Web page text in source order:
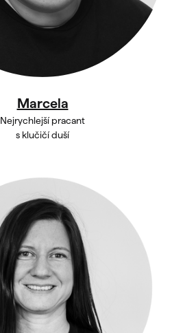
Marcela
Nejrychlejší pracant
s klučičí duší